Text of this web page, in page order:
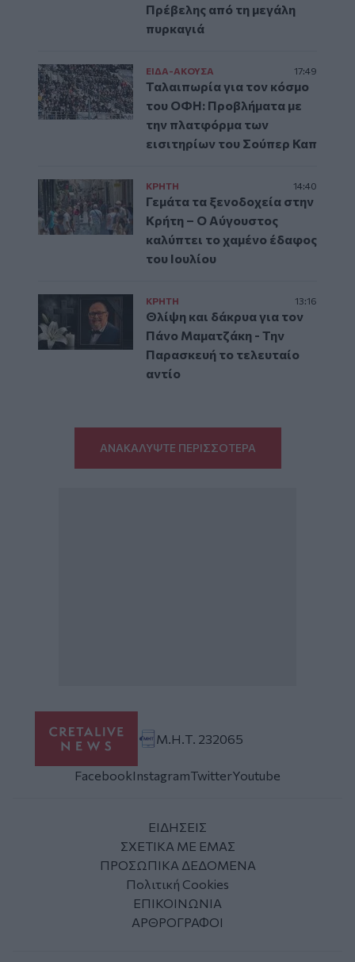
Πρέβελης από τη μεγάλη
πυρκαγιά
ΕΙΔΑ-ΑΚΟΥΣΑ 17:49
Ταλαιπωρία για τον κόσμο
του ΟΦΗ: Προβλήματα με
την πλατφόρμα των
εισιτηρίων του Σούπερ Καπ
ΚΡΗΤΗ 14:40
Γεμάτα τα ξενοδοχεία στην
Κρήτη – Ο Αύγουστος
καλύπτει το χαμένο έδαφος
του Ιουλίου
ΚΡΗΤΗ 13:16
Θλίψη και δάκρυα για τον
Πάνο Μαματζάκη - Την
Παρασκευή το τελευταίο
αντίο
ΑΝΑΚΑΛΥΨΤΕ ΠΕΡΙΣΣΟΤΕΡΑ
Μ.Η.Τ. 232065
FacebookInstagramTwitterYoutube
ΕΙΔΗΣΕΙΣ
ΣΧΕΤΙΚΑ ΜΕ ΕΜΑΣ
ΠΡΟΣΩΠΙΚΑ ΔΕΔΟΜΕΝΑ
Πολιτική Cookies
ΕΠΙΚΟΙΝΩΝΙΑ
ΑΡΘΡΟΓΡΑΦΟΙ